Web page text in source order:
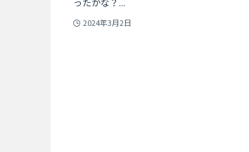
ったかな？...
2024年3月2日